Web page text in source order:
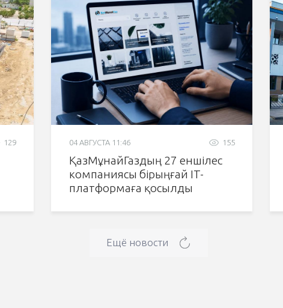
129 155
04 АВГУСТА 11:46
ҚазМұнайГаздың 27 еншілес
компаниясы бірыңғай IT-
платформаға қосылды
Ещё новости